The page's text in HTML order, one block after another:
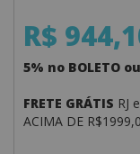
R$
5% no BOLETO
FRETE GRÁTIS RJ
ACIMA DE